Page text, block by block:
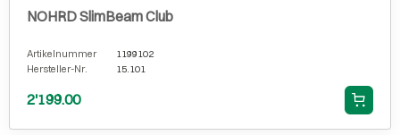
NOHRD SlimBeam Club
Artikelnummer
1199102
Hersteller-Nr.
15.101
2'199.00